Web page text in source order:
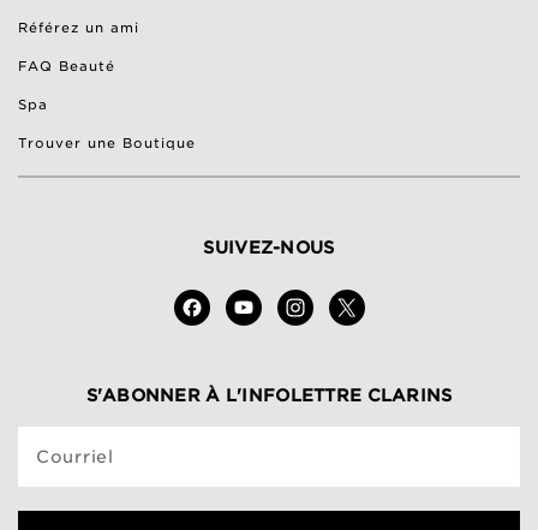
Référez un ami
FAQ Beauté
Spa
Trouver une Boutique
SUIVEZ-NOUS
S'ABONNER À L'INFOLETTRE CLARINS
Courriel